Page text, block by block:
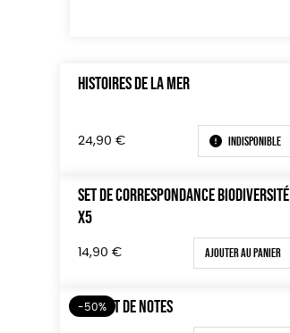
HISTOIRES DE LA MER
24,90 € Indisponible
SET DE CORRESPONDANCE BIODIVERSITÉ
X5
14,90 € Ajouter au panier
-50%
CARNET DE NOTES